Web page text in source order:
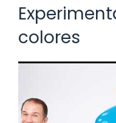
colores